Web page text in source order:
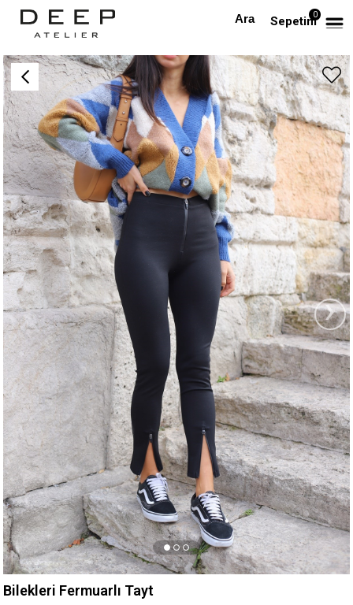
Sepetim0
Anasayfa Bilekleri Fermuarlı Tayt
›
Bilekleri Fermuarlı Tayt